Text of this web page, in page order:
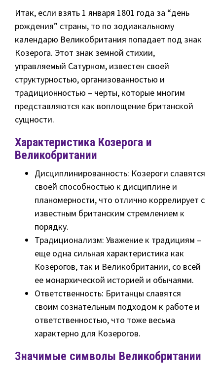
Итак, если взять 1 января 1801 года за “день
рождения” страны, то по зодиакальному
календарю Великобритания попадает под знак
Козерога. Этот знак земной стихии,
управляемый Сатурном, известен своей
структурностью, организованностью и
традиционностью – черты, которые многим
представляются как воплощение британской
сущности.
Характеристика Козерога и
Великобритании
Дисциплинированность: Козероги славятся
своей способностью к дисциплине и
планомерности, что отлично коррелирует с
известным британским стремлением к
порядку.
Традиционализм: Уважение к традициям –
еще одна сильная характеристика как
Козерогов, так и Великобритании, со всей
ее монархической историей и обычаями.
Ответственность: Британцы славятся
своим сознательным подходом к работе и
ответственностью, что тоже весьма
характерно для Козерогов.
Значимые символы Великобритании